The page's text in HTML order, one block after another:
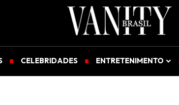
CELEBRIDADES ENTRETENIMENTO